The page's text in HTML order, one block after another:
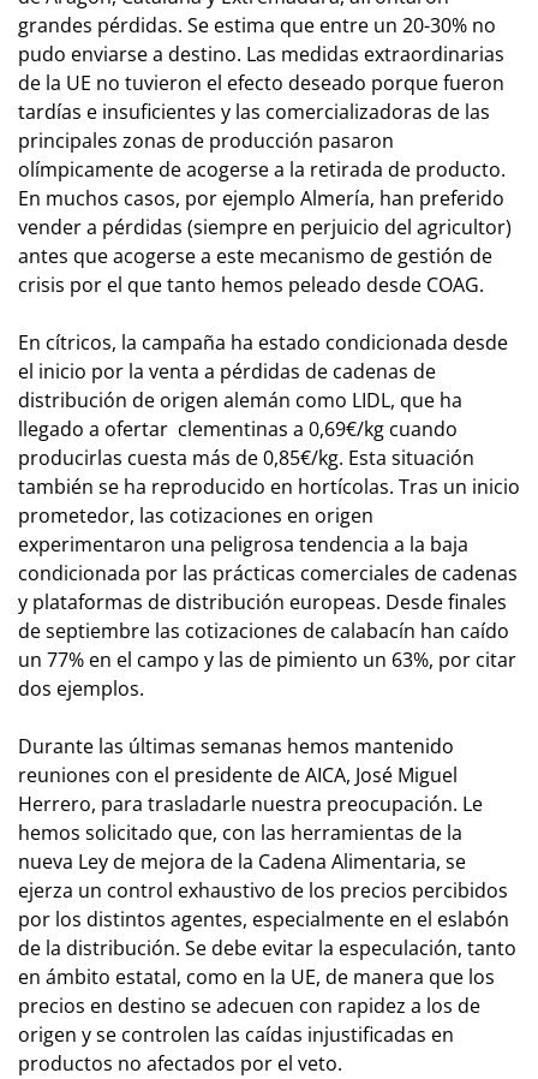
grandes pérdidas. Se estima que entre un 20-30% no
pudo enviarse a destino. Las medidas extraordinarias
de la UE no tuvieron el efecto deseado porque fueron
tardías e insuficientes y las comercializadoras de las
principales zonas de producción pasaron
olímpicamentede acogerse a la retirada de producto.
En muchos casos, por ejemplo Almería, han preferido
vender a pérdidas (siempre en perjuicio del agricultor)
antes que acogerse a este mecanismo de gestión de
crisis por el que tanto hemos peleado desde COAG.
En cítricos, la campaña ha estado condicionada desde
el inicio por la venta a pérdidas de cadenas de
distribución de origen alemán como LIDL, que ha
llegado a ofertar clementinas a 0,69€/kg cuando
producirlas cuesta más de 0,85€/kg. Esta situación
también se ha reproducido en hortícolas. Tras un inicio
prometedor, las cotizaciones en origen
experimentaron una peligrosa tendencia a la baja
condicionada por las prácticas comerciales de cadenas
y plataformas de distribución europeas. Desde finales
de septiembre las cotizaciones de calabacín han caído
un 77% en el campo y las de pimiento un 63%, por citar
dos ejemplos.
Durante las últimas semanas hemos mantenido
reuniones con el presidente de AICA, José Miguel
Herrero, para trasladarle nuestra preocupación. Le
hemos solicitado que, con las herramientas de la
nueva Ley de mejora de la Cadena Alimentaria, se
ejerza un control exhaustivo de los precios percibidos
por los distintos agentes, especialmente en el eslabón
de la distribución. Se debe evitar la especulación, tanto
en ámbito estatal, como en la UE, de manera que los
precios en destino se adecuen con rapidez a los de
origen y se controlen las caídas injustificadas en
productos no afectados por el veto.